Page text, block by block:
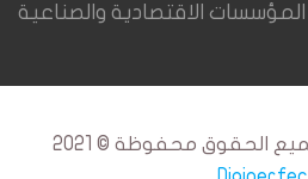
الاقتصادية والصناعية